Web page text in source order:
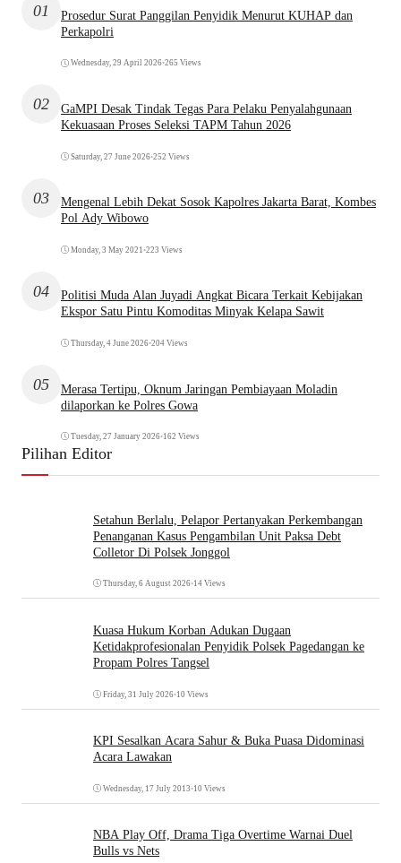
01
Prosedur Surat Panggilan Penyidik Menurut KUHAP dan
Perkapolri
Wednesday, 29 April 2026•265 Views
02
GaMPI Desak Tindak Tegas Para Pelaku Penyalahgunaan
Kekuasaan Proses Seleksi TAPM Tahun 2026
Saturday, 27 June 2026•252 Views
03
Mengenal Lebih Dekat Sosok Kapolres Jakarta Barat, Kombes
Pol Ady Wibowo
Monday, 3 May 2021 •223 Views
04
Politisi Muda Alan Juyadi Angkat Bicara Terkait Kebijakan
Ekspor Satu Pintu Komoditas Minyak Kelapa Sawit
Thursday, 4 June 2026•204 Views
05
Merasa Tertipu, Oknum Jaringan Pembiayaan Moladin
dilaporkan ke Polres Gowa
Tuesday, 27 January 2026•162 Views
Pilihan Editor
Setahun Berlalu, Pelapor Pertanyakan Perkembangan
Penanganan Kasus Pengambilan Unit Paksa Debt
Colletor Di Polsek Jonggol
Thursday, 6 August 2026•14 Views
Kuasa Hukum Korban Adukan Dugaan
Ketidakprofesionalan Penyidik Polsek Pagedangan ke
Propam Polres Tangsel
Friday, 31 July 2026•10 Views
KPI Sesalkan Acara Sahur & Buka Puasa Didominasi
Acara Lawakan
Wednesday, 17 July 2013 •10 Views
NBA Play Off, Drama Tiga Overtime Warnai Duel
Bulls vs Nets